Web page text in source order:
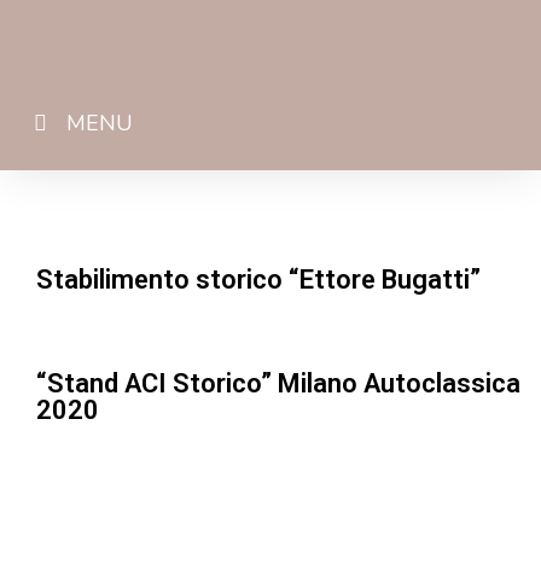
MENU
Stabilimento storico “Ettore Bugatti”
“Stand ACI Storico” Milano Autoclassica
2020